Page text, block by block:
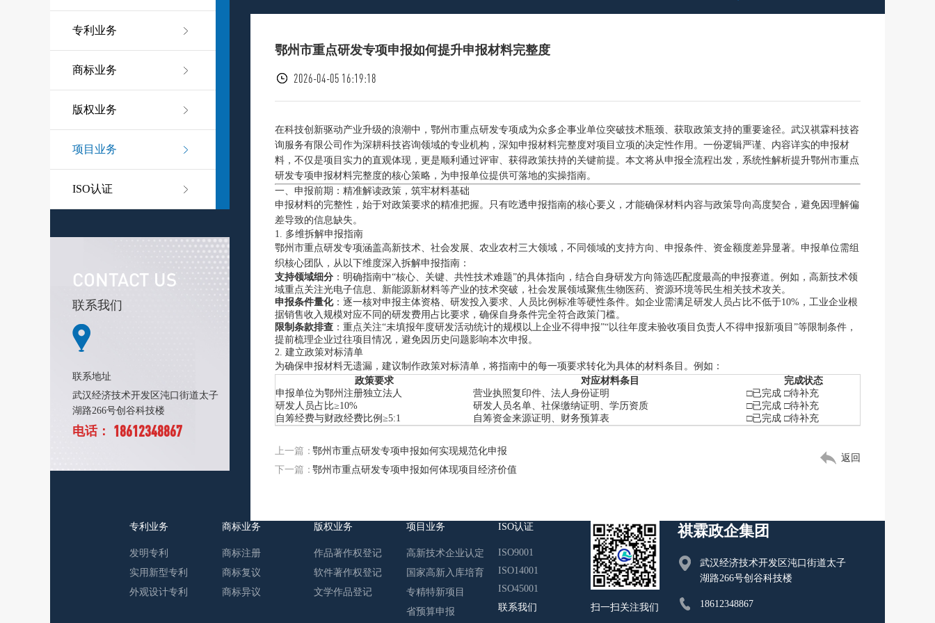
专利业务
商标业务
版权业务
项目业务
ISO认证
CONTACT US
联系我们
联系地址
武汉经济技术开发区沌口街道太子
湖路266号创谷科技楼
电话： 18612348867
鄂州市重点研发专项申报如何提升申报材料完整度
2026-04-05 16:19:18
在科技创新驱动产业升级的浪潮中，鄂州市重点研发专项成为众多企事业单位突破技术瓶颈、获取政策支持的重要途径。武汉祺霖科技咨
询服务有限公司作为深耕科技咨询领域的专业机构，深知申报材料完整度对项目立项的决定性作用。一份逻辑严谨、内容详实的申报材
料，不仅是项目实力的直观体现，更是顺利通过评审、获得政策扶持的关键前提。本文将从申报全流程出发，系统性解析提升鄂州市重点
研发专项申报材料完整度的核心策略，为申报单位提供可落地的实操指南。
一、申报前期：精准解读政策，筑牢材料基础
申报材料的完整性，始于对政策要求的精准把握。只有吃透申报指南的核心要义，才能确保材料内容与政策导向高度契合，避免因理解偏
差导致的信息缺失。
1. 多维拆解申报指南
鄂州市重点研发专项涵盖高新技术、社会发展、农业农村三大领域，不同领域的支持方向、申报条件、资金额度差异显著。申报单位需组
织核心团队，从以下维度深入拆解申报指南：
支持领域细分 ：明确指南中“核心、关键、共性技术难题”的具体指向，结合自身研发方向筛选匹配度最高的申报赛道。例如，高新技术领
域重点关注光电子信息、新能源新材料等产业的技术突破，社会发展领域聚焦生物医药、资源环境等民生相关技术攻关。
申报条件量化：逐一核对申报主体资格、研发投入要求、人员比例标准等硬性条件。如企业需满足研发人员占比不低于10%，工业企业根
据销售收入规模对应不同的研发费用占比要求，确保自身条件完全符合政策门槛。
限制条款排查 ：重点关注“未填报年度研发活动统计的规模以上企业不得申报”“以往年度未验收项目负责人不得申报新项目”等限制条件，
提前梳理企业过往项目情况，避免因历史问题影响本次申报。
2. 建立政策对标清单
为确保申报材料无遗漏，建议制作政策对标清单，将指南中的每一项要求转化为具体的材料条目。例如：
政策要求
对应材料条目
完成状态
申报单位为鄂州注册独立法人
营业执照复印件、法人身份证明
□已完成 □待补充
研发人员占比≥10%
研发人员名单、社保缴纳证明、学历资质
□已完成 □待补充
自筹经费与财政经费比例≥5:1
自筹资金来源证明、财务预算表 □已完成 □待补充
上一篇：鄂州市重点研发专项申报如何实现规范化申报
下一篇：鄂州市重点研发专项申报如何体现项目经济价值
返回
专利业务
发明专利
实用新型专利
外观设计专利
商标业务
商标注册
商标复议
商标异议
版权业务
作品著作权登记
软件著作权登记
文学作品登记
项目业务
高新技术企业认定
国家高新入库培育
专精特新项目
省预算申报
ISO认证
ISO9001
ISO14001
ISO45001
联系我们
扫一扫关注我们
祺霖政企集团
武汉经济技术开发区沌口街道太子
湖路266号创谷科技楼
18612348867